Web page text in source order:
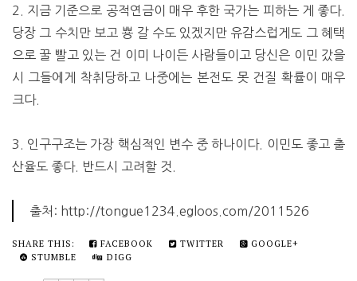
2. 지금 기준으로 공적연금이 매우 후한 국가는 피하는 게 좋다.
당장 그 수치만 보고 뿅 갈 수도 있겠지만 유감스럽게도 그 혜택
으로 꿀 빨고 있는 건 이미 나이든 사람들이고 당신은 이민 갔을
시 그들에게 착취당하고 나중에는 본전도 못 건질 확률이 매우
크다.
3. 인구구조는 가장 핵심적인 변수 중 하나이다. 이민도 좋고 출
산율도 좋다. 반드시 고려할 것.
출처: http://tongue1234.egloos.com/2011526
SHARE THIS: FACEBOOK TWITTER
GOOGLE+
STUMBLE
DIGG